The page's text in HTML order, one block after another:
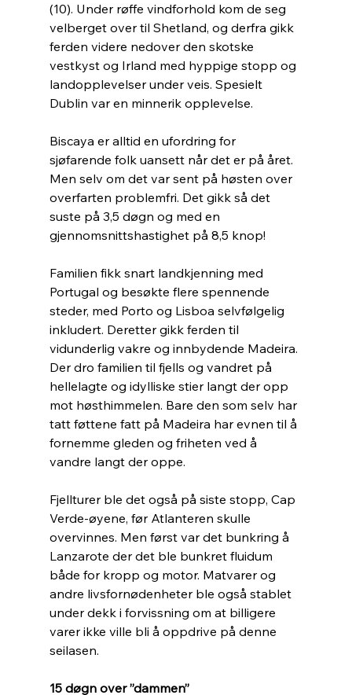
(10). Under røffe vindforhold kom de seg
velberget over til Shetland, og derfra gikk
ferden videre nedover den skotske
vestkyst og Irland med hyppige stopp og
landopplevelser under veis. Spesielt
Dublin var en minnerik opplevelse.
Biscaya er alltid en ufordring for
sjøfarende folk uansett når det er på året.
Men selv om det var sent på høsten over
overfarten problemfri. Det gikk så det
suste på 3,5 døgn og med en
gjennomsnittshastighet på 8,5 knop!
Familien fikk snart landkjenning med
Portugal og besøkte flere spennende
steder, med Porto og Lisboa selvfølgelig
inkludert. Deretter gikk ferden til
vidunderlig vakre og innbydende Madeira.
Der dro familien til fjells og vandret på
hellelagte og idylliske stier langt der opp
mot høsthimmelen. Bare den som selv har
tatt føttene fatt på Madeira har evnen til å
fornemme gleden og friheten ved å
vandre langt der oppe.
Fjellturer ble det også på siste stopp, Cap
Verde-øyene, før Atlanteren skulle
overvinnes. Men først var det bunkring å
Lanzarote der det ble bunkret fluidum
både for kropp og motor. Matvarer og
andre livsfornødenheter ble også stablet
under dekk i forvissning om at billigere
varer ikke ville bli å oppdrive på denne
seilasen.
15 døgn over ”dammen”